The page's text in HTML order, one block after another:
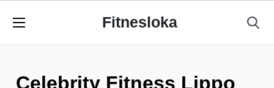
Fitnesloka
Celebrity Fitness Lippo